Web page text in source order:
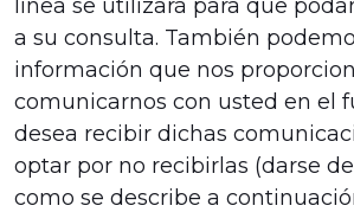
línea se utilizará para que
a su consulta. También
información que nos
comunicarnos con usted en el
desea recibir dichas
optar por no recibirlas (darse
como se describe a